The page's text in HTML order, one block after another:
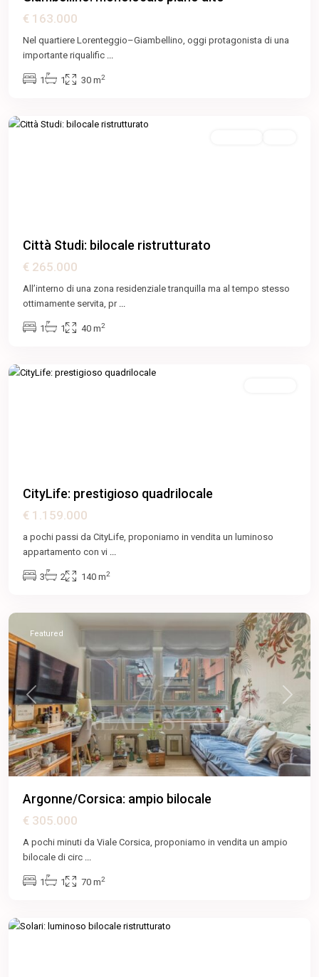
€ 163.000
Nel quartiere Lorenteggio–Giambellino, oggi protagonista di una
importante riqualific ...
1 1 30 m2
Casoretto,
Città Studi: bilocale ristrutturato
€ 265.000
All’interno di una zona residenziale tranquilla ma al tempo stesso
ottimamente servita, pr ...
1 1 40 m2
CityLife,
Monte
Rosa
Lotto ,
CityLife: prestigioso quadrilocale
€ 1.159.000
a pochi passi da CityLife, proponiamo in vendita un luminoso
appartamento con vi ...
3 2 140 m2
Argonne
Corsica,
Previous Next
Featured
Argonne/Corsica: ampio bilocale
€ 305.000
A pochi minuti da Viale Corsica, proponiamo in vendita un ampio
bilocale di circ ...
1 1 70 m2
Solari,